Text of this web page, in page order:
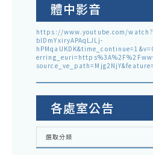
體中影音
https://www.youtube.com/
blDmYxiryAPAqLJLj-
各處室公告
各
室
選取分類